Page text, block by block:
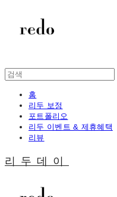
홈
리두 보정
포트폴리오
리두 이벤트 & 제휴혜택
리뷰
리두데이